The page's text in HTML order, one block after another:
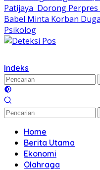
Patijaya Dorong
Babel Minta Korban
Psikolog
Indeks
Home
Berita Utama
Ekonomi
Olahraga